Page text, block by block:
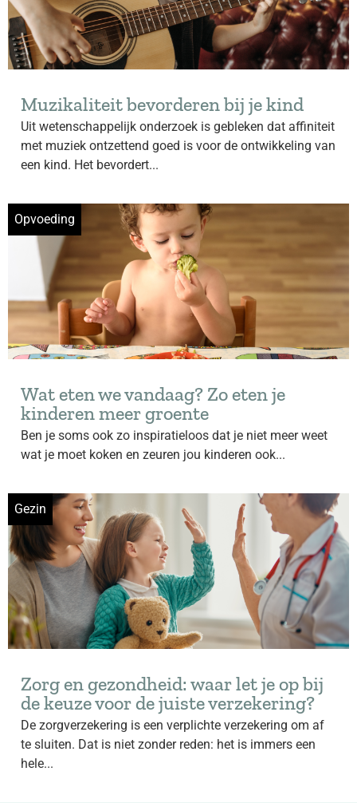
Muzikaliteit bevorderen bij je kind
Uit wetenschappelijk onderzoek is gebleken dat affiniteit
met muziek ontzettend goed is voor de ontwikkeling van
een kind. Het bevordert...
Opvoeding
Wat eten we vandaag? Zo eten je
kinderen meer groente
Ben je soms ook zo inspiratieloos dat je niet meer weet
wat je moet koken en zeuren jou kinderen ook...
Gezin
Zorg en gezondheid: waar let je op bij
de keuze voor de juiste verzekering?
De zorgverzekering is een verplichte verzekering om af
te sluiten. Dat is niet zonder reden: het is immers een
hele...